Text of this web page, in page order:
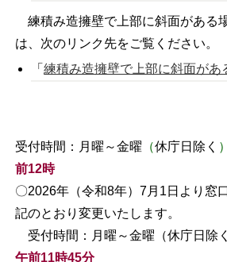
練積み造擁壁で上部に斜面がある
は、次のリンク先をご覧ください。
「練積み造擁壁で上部に斜面があ
受付時間：月曜～金曜 （休庁日除く
前12時
〇2026年（令和8年）7月1日より窓
記のとおり変更いたします。
受付時間：月曜～金曜（休庁日除
午前11時45分